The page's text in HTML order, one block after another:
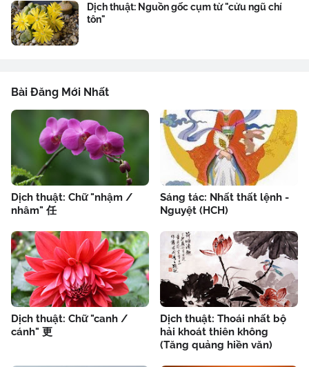
Dịch thuật: Nguồn gốc cụm từ "cửu ngũ chí
tôn"
Bài Đăng Mới Nhất
Dịch thuật: Chữ "nhậm /
nhâm" 任
Sáng tác: Nhất thất lệnh -
Nguyệt (HCH)
Dịch thuật: Chữ "canh /
cánh" 更
Dịch thuật: Thoái nhất bộ
hải khoát thiên không
(Tăng quảng hiền văn)